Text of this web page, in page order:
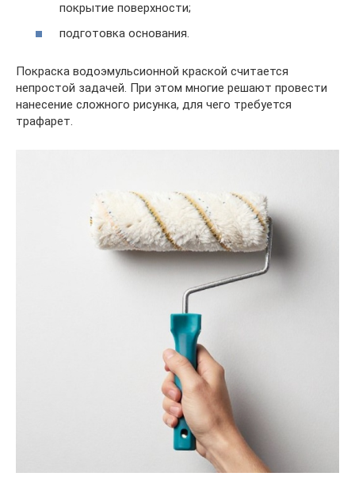
покрытие поверхности;
подготовка основания.
Покраска водоэмульсионной краской считается
непростой задачей. При этом многие решают провести
нанесение сложного рисунка, для чего требуется
трафарет.